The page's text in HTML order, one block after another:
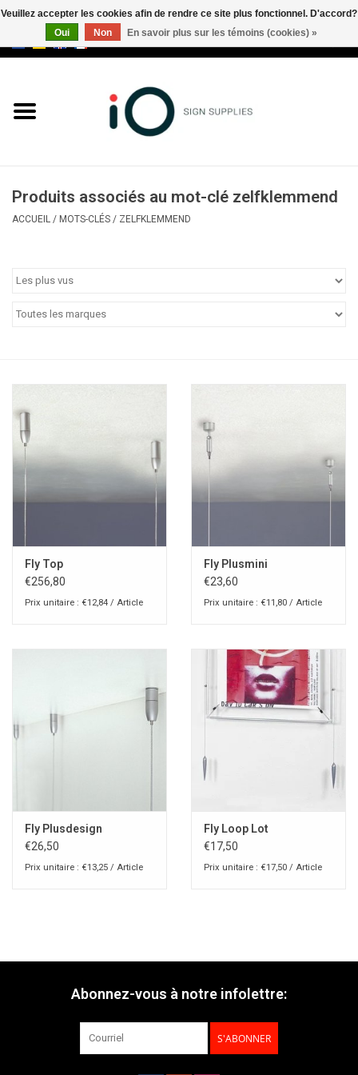
Marques
Appelez-nous au +32 3 353 67
Produits associés au mot-clé zelfklemmend
ACCUEIL / MOTS-CLÉS / ZELFKLEMMEND
Fly Top
€256,80
Prix unitaire : €12,84 / Article
Fly Plusmini
€23,60
Prix unitaire : €11,80 / Article
Fly Plusdesign
€26,50
Prix unitaire : €13,25 / Article
Fly Loop Lot
€17,50
Prix unitaire : €17,50 / Article
Abonnez-vous à notre infolettre:
S'ABONNER
Veuillez accepter les cookies afin de rendre ce site plus fonctionnel. D'accord?
Oui
Non En savoir plus sur les témoins (cookies) »